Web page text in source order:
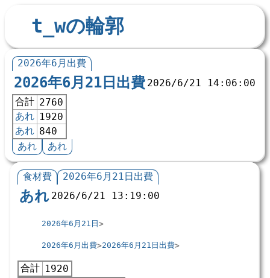
t_wの輪郭
2026年6月出費
2026年6月21日出費 2026/6/21 14:06:00
合計 2760
あれ 1920
あれ 840
あれ
あれ
食材費 2026年6月21日出費
あれ 2026/6/21 13:19:00
2026年6月21日
2026年6月出費 2026年6月21日出費
合計 1920